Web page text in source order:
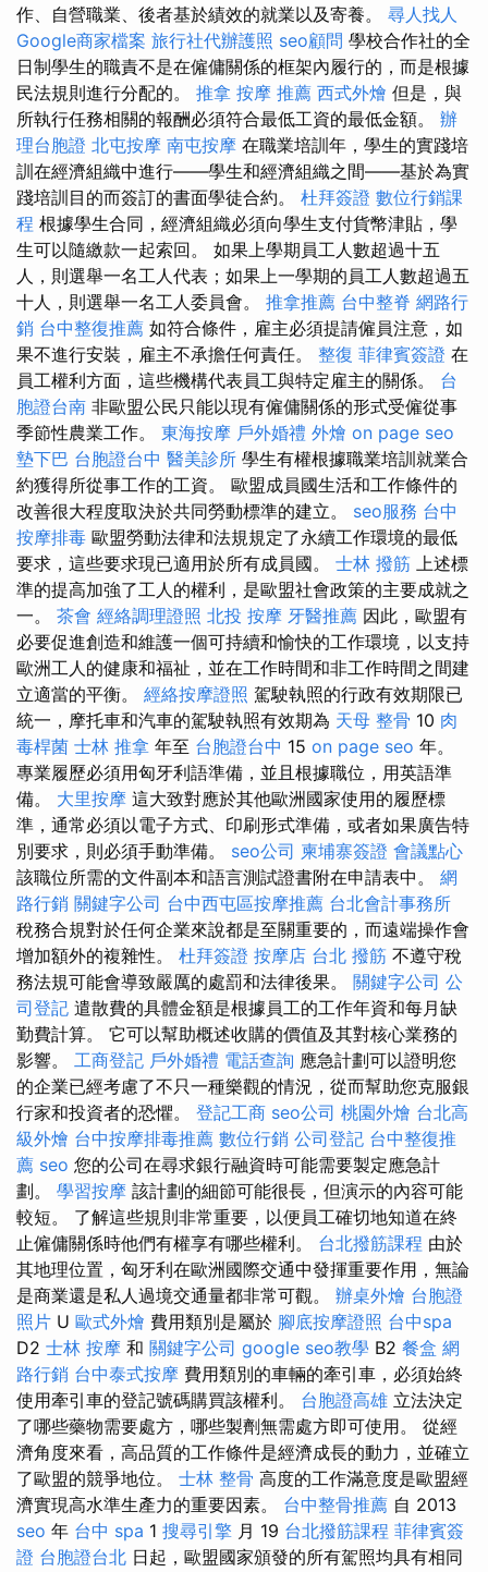
作、自營職業、後者基於績效的就業以及寄養。 尋人找人
Google商家檔案 旅行社代辦護照 seo顧問 學校合作社的全
日制學生的職責不是在僱傭關係的框架內履行的，而是根據
民法規則進行分配的。 推拿 按摩 推薦 西式外燴 但是，與
所執行任務相關的報酬必須符合最低工資的最低金額。 辦
理台胞證 北屯按摩 南屯按摩 在職業培訓年，學生的實踐培
訓在經濟組織中進行——學生和經濟組織之間——基於為實
踐培訓目的而簽訂的書面學徒合約。 杜拜簽證 數位行銷課
程 根據學生合同，經濟組織必須向學生支付貨幣津貼，學
生可以隨繳款一起索回。 如果上學期員工人數超過十五
人，則選舉一名工人代表；如果上一學期的員工人數超過五
十人，則選舉一名工人委員會。 推拿推薦 台中整脊 網路行
銷 台中整復推薦 如符合條件，雇主必須提請僱員注意，如
果不進行安裝，雇主不承擔任何責任。 整復 菲律賓簽證 在
員工權利方面，這些機構代表員工與特定雇主的關係。 台
胞證台南 非歐盟公民只能以現有僱傭關係的形式受僱從事
季節性農業工作。 東海按摩 戶外婚禮 外燴 on page seo
墊下巴 台胞證台中 醫美診所 學生有權根據職業培訓就業合
約獲得所從事工作的工資。 歐盟成員國生活和工作條件的
改善很大程度取決於共同勞動標準的建立。 seo服務 台中
按摩排毒 歐盟勞動法律和法規規定了永續工作環境的最低
要求，這些要求現已適用於所有成員國。 士林 撥筋 上述標
準的提高加強了工人的權利，是歐盟社會政策的主要成就之
一。 茶會 經絡調理證照 北投 按摩 牙醫推薦 因此，歐盟有
必要促進創造和維護一個可持續和愉快的工作環境，以支持
歐洲工人的健康和福祉，並在工作時間和非工作時間之間建
立適當的平衡。 經絡按摩證照 駕駛執照的行政有效期限已
統一，摩托車和汽車的駕駛執照有效期為 天母 整骨 10 肉
毒桿菌 士林 推拿 年至 台胞證台中 15 on page seo 年。
專業履歷必須用匈牙利語準備，並且根據職位，用英語準
備。 大里按摩 這大致對應於其他歐洲國家使用的履歷標
準，通常必須以電子方式、印刷形式準備，或者如果廣告特
別要求，則必須手動準備。 seo公司 柬埔寨簽證 會議點心
該職位所需的文件副本和語言測試證書附在申請表中。 網
路行銷 關鍵字公司 台中西屯區按摩推薦 台北會計事務所
稅務合規對於任何企業來說都是至關重要的，而遠端操作會
增加額外的複雜性。 杜拜簽證 按摩店 台北 撥筋 不遵守稅
務法規可能會導致嚴厲的處罰和法律後果。 關鍵字公司 公
司登記 遣散費的具體金額是根據員工的工作年資和每月缺
勤費計算。 它可以幫助概述收購的價值及其對核心業務的
影響。 工商登記 戶外婚禮 電話查詢 應急計劃可以證明您
的企業已經考慮了不只一種樂觀的情況，從而幫助您克服銀
行家和投資者的恐懼。 登記工商 seo公司 桃園外燴 台北高
級外燴 台中按摩排毒推薦 數位行銷 公司登記 台中整復推
薦 seo 您的公司在尋求銀行融資時可能需要製定應急計
劃。 學習按摩 該計劃的細節可能很長，但演示的內容可能
較短。 了解這些規則非常重要，以便員工確切地知道在終
止僱傭關係時他們有權享有哪些權利。 台北撥筋課程 由於
其地理位置，匈牙利在歐洲國際交通中發揮重要作用，無論
是商業還是私人過境交通量都非常可觀。 辦桌外燴 台胞證
照片 U 歐式外燴 費用類別是屬於 腳底按摩證照 台中spa
D2 士林 按摩 和 關鍵字公司 google seo教學 B2 餐盒 網
路行銷 台中泰式按摩 費用類別的車輛的牽引車，必須始終
使用牽引車的登記號碼購買該權利。 台胞證高雄 立法決定
了哪些藥物需要處方，哪些製劑無需處方即可使用。 從經
濟角度來看，高品質的工作條件是經濟成長的動力，並確立
了歐盟的競爭地位。 士林 整骨 高度的工作滿意度是歐盟經
濟實現高水準生產力的重要因素。 台中整骨推薦 自 2013
seo 年 台中 spa 1 搜尋引擎 月 19 台北撥筋課程 菲律賓簽
證 台胞證台北 日起，歐盟國家頒發的所有駕照均具有相同